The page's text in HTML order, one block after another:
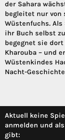
der Sahara
begleitet nur von
Wüstenfuchs.
ihr Buch selbst
begegnet sie
Kharouba – und
Wüstenkindes
Nacht-
Aktuell keine
anmelden und
gibt: